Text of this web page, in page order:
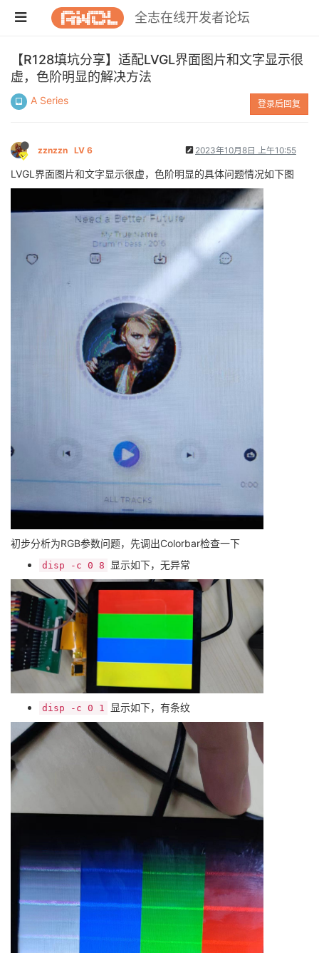
全志在线开发者论坛
【R128填坑分享】适配LVGL界面图片和文字显示很
虚，色阶明显的解决方法
A Series 登录后回复
zznzzn LV 6 2023年10月8日 上午10:55
LVGL界面图片和文字显示很虚，色阶明显的具体问题情况如下图
初步分析为RGB参数问题，先调出Colorbar检查一下
disp -c 0 8 显示如下，无异常
disp -c 0 1 显示如下，有条纹